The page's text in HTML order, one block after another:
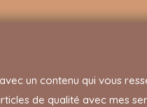
un contenu qui vous
de qualité avec mes